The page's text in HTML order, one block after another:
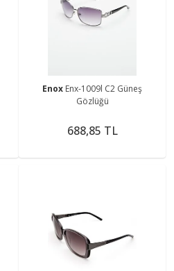
Enox Enx-1009l C2 Güneş
Gözlüğü
688,85 TL